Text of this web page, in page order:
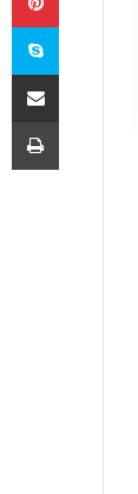
Skype
E-Posta ile paylaş